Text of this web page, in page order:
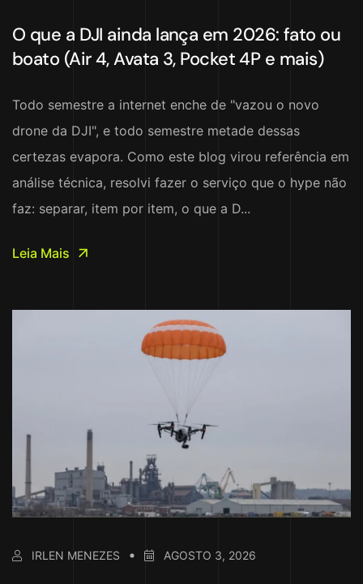
O que a DJI ainda lança em 2026: fato ou
boato (Air 4, Avata 3, Pocket 4P e mais)
Todo semestre a internet enche de "vazou o novo
drone da DJI", e todo semestre metade dessas
certezas evapora. Como este blog virou referência em
análise técnica, resolvi fazer o serviço que o hype não
faz: separar, item por item, o que a D...
Leia Mais
IRLEN MENEZES AGOSTO 3, 2026